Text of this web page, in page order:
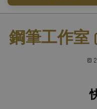
鋼筆工作室
©